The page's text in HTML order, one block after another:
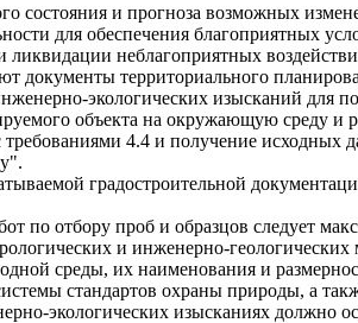
состояния и прогноза возможных
для обеспечения благоприятных
неблагоприятных
документы территориального
экологических изысканий для
объекта на окружающую среду и
4.4 и получение
градостроительной
по отбору проб и образцов следует
и инженерно-геологических
среды, их наименования и
стандартов охраны природы, а
экологических изысканиях должно